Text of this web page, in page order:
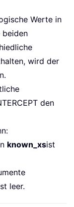
Werte in
beiden
wird der
den
known_xsist
leer.